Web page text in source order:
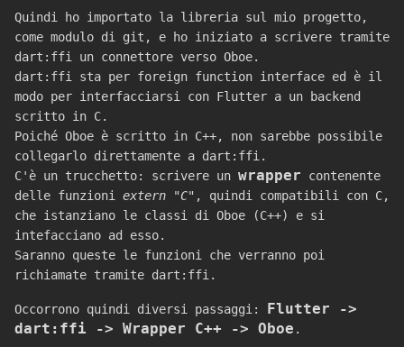
Quindi ho importato la libreria sul mio progetto,
come modulo di git, e ho iniziato a scrivere tramite
dart:ffi un connettore verso Oboe.
dart:ffi sta per foreign function interface ed è il
modo per interfacciarsi con Flutter a un backend
scritto in C.
Poiché Oboe è scritto in C++, non sarebbe possibile
collegarlo direttamente a dart:ffi.
C'è un trucchetto: scrivere un wrapper contenente
delle funzioni extern "C" , quindi compatibili con C,
che istanziano le classi di Oboe (C++) e si
intefacciano ad esso.
Saranno queste le funzioni che verranno poi
richiamate tramite dart:ffi.
Occorrono quindi diversi passaggi: Flutter ->
dart:ffi -> Wrapper C++ -> Oboe .